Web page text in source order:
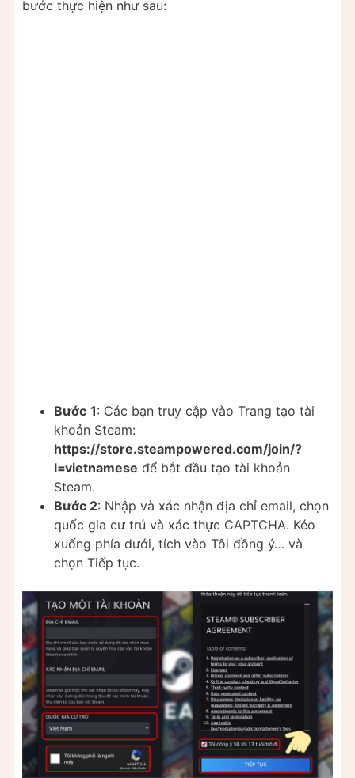
bước thực hiện như sau:
Bước 1: Các bạn truy cập vào Trang tạo tài
khoản Steam:
https://store.steampowered.com/join/?
l=vietnamese để bắt đầu tạo tài khoản
Steam.
Bước 2: Nhập và xác nhận địa chỉ email, chọn
quốc gia cư trú và xác thực CAPTCHA. Kéo
xuống phía dưới, tích vào Tôi đồng ý… và
chọn Tiếp tục.